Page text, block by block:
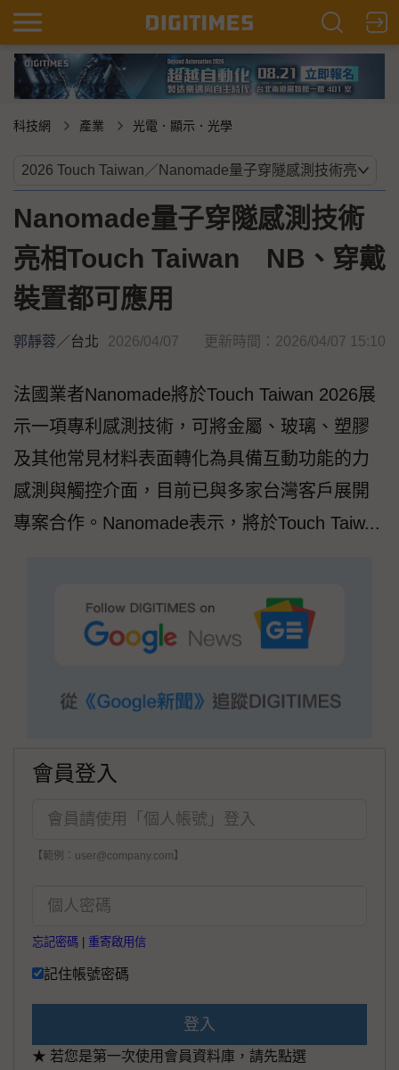
科技網 產業 光電．顯示．光學
Nanomade量子穿隧感測技術
亮相Touch Taiwan NB、穿戴
裝置都可應用
郭靜蓉／台北 2026/04/07 更新時間：2026/04/07 15:10
法國業者Nanomade將於Touch Taiwan 2026展
示一項專利感測技術，可將金屬、玻璃、塑膠
及其他常見材料表面轉化為具備互動功能的力
感測與觸控介面，目前已與多家台灣客戶展開
專案合作。Nanomade表示，將於Touch Taiw...
會員登入
【範例：user@company.com】
忘記密碼 重寄啟用信
記住帳號密碼
登入
★ 若您是第一次使用會員資料庫，請先點選